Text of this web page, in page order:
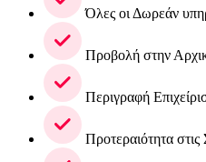
Όλες οι Δωρεάν
Προβολή στην
Περιγραφή
Προτεραιότητα